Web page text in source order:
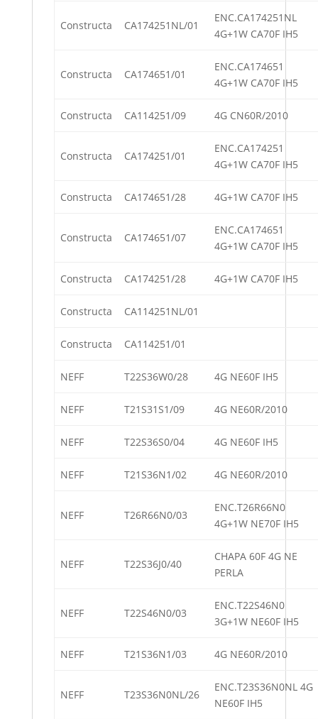
Constructa CA174251NL/01
ENC.CA174251NL
4G+1W CA70F IH5
Constructa CA174651/01
ENC.CA174651
4G+1W CA70F IH5
Constructa CA114251/09 4G CN60R/2010
Constructa CA174251/01
ENC.CA174251
4G+1W CA70F IH5
Constructa CA174651/28 4G+1W CA70F IH5
Constructa CA174651/07
ENC.CA174651
4G+1W CA70F IH5
Constructa CA174251/28 4G+1W CA70F IH5
Constructa CA114251NL/01
Constructa CA114251/01
NEFF T22S36W0/28 4G NE60F IH5
NEFF T21S31S1/09 4G NE60R/2010
NEFF T22S36S0/04 4G NE60F IH5
NEFF T21S36N1/02 4G NE60R/2010
NEFF T26R66N0/03
ENC.T26R66N0
4G+1W NE70F IH5
NEFF T22S36J0/40
CHAPA 60F 4G NE
PERLA
NEFF T22S46N0/03
ENC.T22S46N0
3G+1W NE60F IH5
NEFF T21S36N1/03 4G NE60R/2010
NEFF T23S36N0NL/26
ENC.T23S36N0NL 4G
NE60F IH5